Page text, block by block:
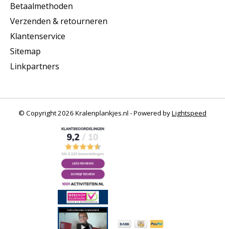
Betaalmethoden
Verzenden & retourneren
Klantenservice
Sitemap
Linkpartners
© Copyright 2026 Kralenplankjes.nl - Powered byLightspeed